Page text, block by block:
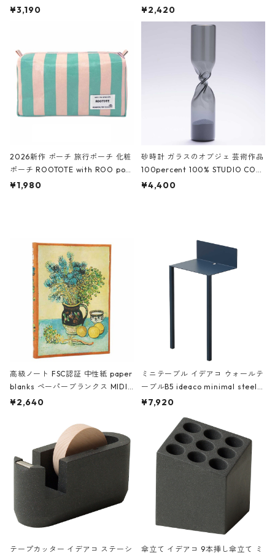
ファスナーポーチ 撥水加工 トラベ
ーガンディー、オフホワイト
¥3,190
大きめ 撥水加工 収納ポーチ CRO
CODILE/Black クロコダイル/ブラ
¥2,420
2026新作 ポーチ 旅行ポーチ 化粧
ポーチ ROOTOTE with ROO pou
ch 3532 ルートート WR.ポーチ.ラ
¥1,980
砂時計 ガラスのオブジェ 芸術作品
100percent 100% STUDIO COH
AKU Timeless 100パーセント ス
¥4,400
高級ノート FSC認証 中性紙 paper
blanks ペーパーブランクス MIDI
ハードカバー 罫線 ヴァン・ゴッホ
¥2,640
ミニテーブル イデアコ ウォールテ
ーブルB5 ideaco minimal steel f
urniture WALL Table B5 ネイビー
¥7,920
テープカッター イデアコ ステーシ
傘立て イデアコ 9本挿し傘立て ミ